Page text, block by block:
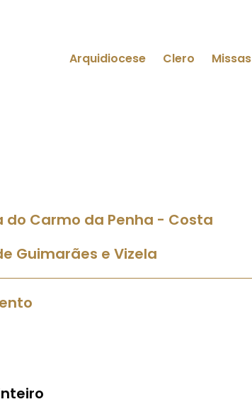
Arquidiocese Clero Missas
do Carmo da Penha - Costa
Guimarães e Vizela